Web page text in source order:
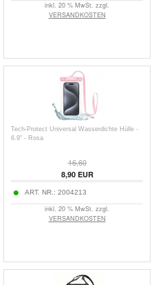
inkl. 20 % MwSt. zzgl.
VERSANDKOSTEN
Tech-Protect Universal Wasserdichte Hülle -
6.9" - Rosa
16,60
8,90EUR
ART. NR.: 2004213
inkl. 20 % MwSt. zzgl.
VERSANDKOSTEN